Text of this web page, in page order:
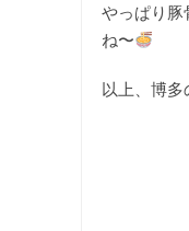
やっぱり豚
ね〜
以上、博